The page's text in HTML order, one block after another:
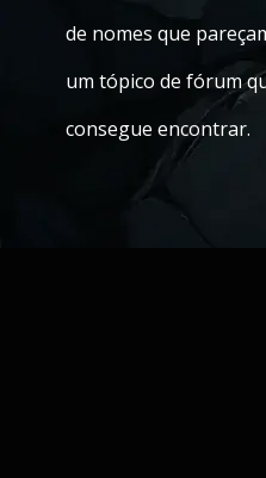
de nomes que
um tópico de fórum
consegue encontrar.